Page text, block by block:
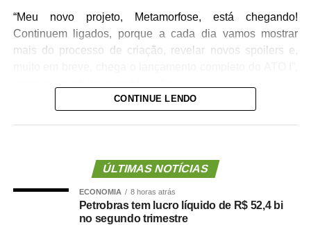
“Meu novo projeto, Metamorfose, está chegando!
Continuem ligados, porque a cada dia vamos mostrar
mais do processo de criação, revelar novos spoilers e,
A cantora ainda convidou o público a acompanhar essa
nos próximos dias. Confira abaixo:
CONTINUE LENDO
ÚLTIMAS NOTÍCIAS
ECONOMIA 8 horas atrás
Petrobras tem lucro líquido de R$ 52,4 bi
no segundo trimestre